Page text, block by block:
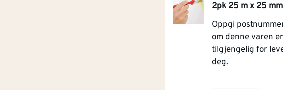
2pk 25 m x 25 mm
Oppgi
om denne varen er
tilgjengelig for
deg.